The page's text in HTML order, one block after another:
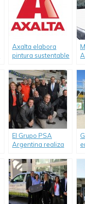
Axalta elabora
pintura sustentable
automotor
El Grupo PSA
Argentina realiza
un vehículo para
una institución
técnica de Mar del
Plata.